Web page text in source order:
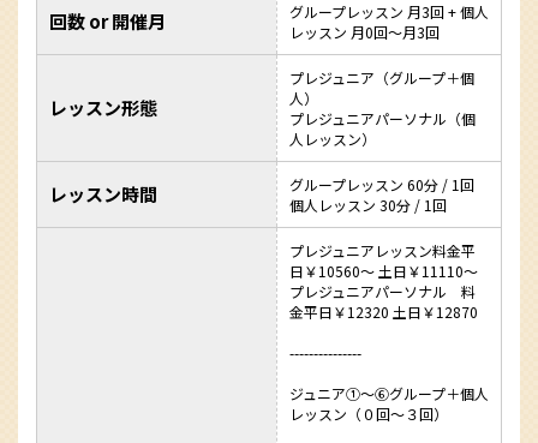
回数 or 開催月
グループレッスン 月3回 + 個人
レッスン 月0回～月3回
レッスン形態
プレジュニア（グループ＋個
人）
プレジュニアパーソナル（個
人レッスン）
レッスン時間
グループレッスン 60分 / 1回
個人レッスン 30分 / 1回
プレジュニアレッスン料金平
日￥10560～ 土日￥11110～
プレジュニアパーソナル 料
金平日￥12320 土日￥12870
---------------
ジュニア①～⑥グループ＋個人
レッスン（０回～３回）